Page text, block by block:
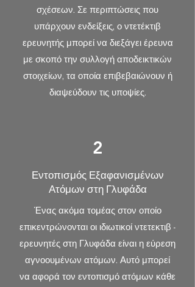
σχέσεων. Σε περιπτώσεις που
υπάρχουν ενδείξεις, ο ντετέκτιβ
ερευνητής μπορεί να διεξάγει έρευνα
με σκοπό την συλλογή αποδεικτικών
στοιχείων, τα οποία επιβεβαιώνουν ή
διαψεύδουν τις υποψίες.
Εντοπισμός Εξαφανισμένων
Ατόμων στη Γλυφάδα
Ένας ακόμα τομέας στον οποίο
επικεντρώνονται οι ιδιωτικοί ντετεκτιβ -
ερευνητές στη Γλυφάδα είναι η εύρεση
αγνοουμένων ατόμων. Αυτό μπορεί
να αφορά τον εντοπισμό ατόμων κάθε
2